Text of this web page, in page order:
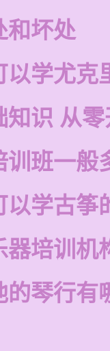
和坏处
以学尤克
知识 从
训班一般
以学古筝
器培训机
的琴行有